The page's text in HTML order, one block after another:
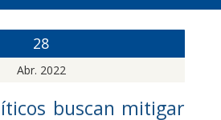
28
Abr. 2022
buscan mitigar